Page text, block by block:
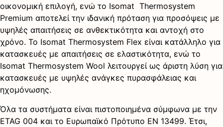
οικονομική επιλογή, ενώ το Isomat Thermosystem
Premium αποτελεί την ιδανική πρόταση για προσόψεις με
υψηλές απαιτήσεις σε ανθεκτικότητα και αντοχή στο
χρόνο. Το Isomat Thermosystem Flex είναι κατάλληλο για
κατασκευές με απαιτήσεις σε ελαστικότητα, ενώ το
Isomat Thermosystem Wool λειτουργεί ως άριστη λύση για
κατασκευές με υψηλές ανάγκες πυρασφάλειας και
ηχομόνωσης.
Όλα τα συστήματα είναι πιστοποιημένα σύμφωνα με την
ETAG 004 και το Ευρωπαϊκό Πρότυπο EN 13499. Έτσι,